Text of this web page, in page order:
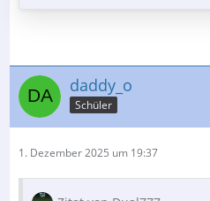
daddy_o
Schüler
1. Dezember 2025 um 19:37